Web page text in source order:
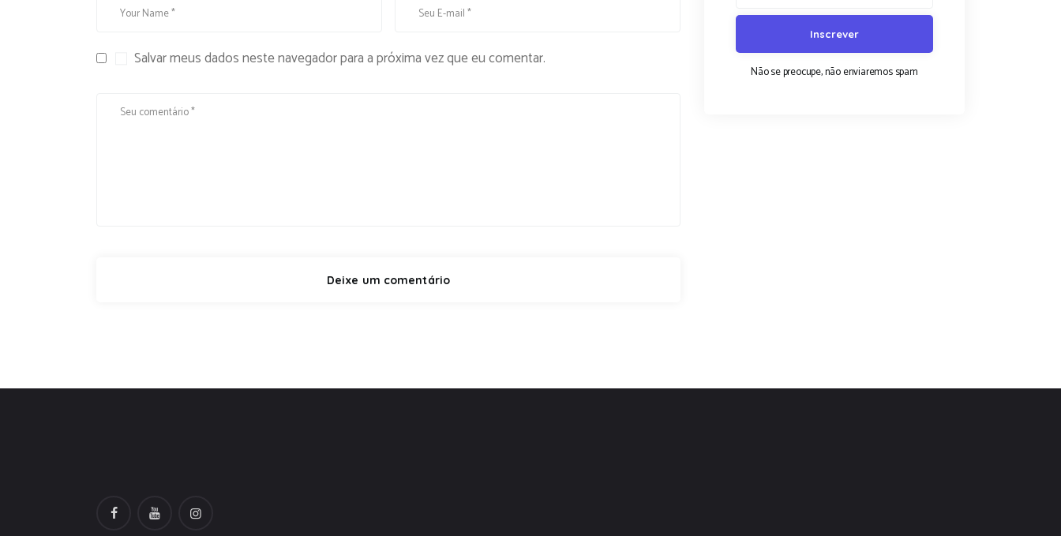
Salvar meus dados neste navegador para a próxima vez que eu comentar.
Não se preocupe, não enviaremos spam